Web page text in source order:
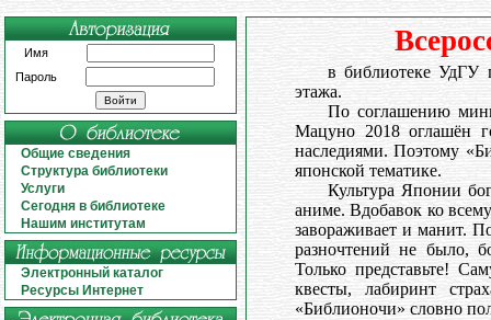
Имя
Пароль
Общие сведения
Структура библиотеки
Услуги
Сегодня в библиотеке
Нашим институтам
Электронный каталог
Ресурсы Интернет
в библиотеке УдГУ
этажа.
По соглашению
Мацуно 2018 оглашён
наследиями. Поэтому
японской тематике.
Культура Японии
аниме. Вдобавок ко
завораживает и манит.
разночтений не было,
Только представьте!
квесты, лабиринт
«Библионочи» словно